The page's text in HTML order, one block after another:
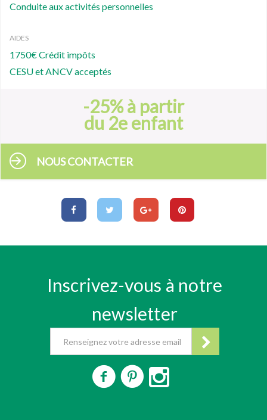
Conduite aux activités personnelles
AIDES
1750€ Crédit impôts
CESU et ANCV acceptés
-25% à partir
du 2e enfant
NOUS CONTACTER
Inscrivez-vous à notre
newsletter